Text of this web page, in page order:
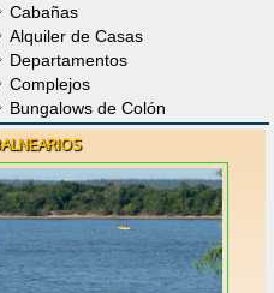
Cabañas
Alquiler de Casas
Departamentos
Complejos
Bungalows de Colón